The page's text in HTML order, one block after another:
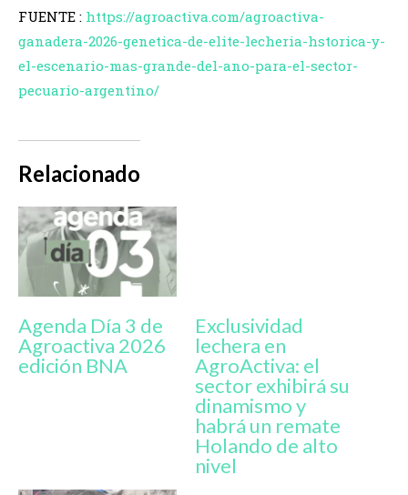
FUENTE : https://agroactiva.com/agroactiva-
ganadera-2026-genetica-de-elite-lecheria-hstorica-y-
el-escenario-mas-grande-del-ano-para-el-sector-
pecuario-argentino/
Relacionado
Agenda Día 3 de
Agroactiva 2026
edición BNA
Exclusividad
lechera en
AgroActiva: el
sector exhibirá su
dinamismo y
habrá un remate
Holando de alto
nivel